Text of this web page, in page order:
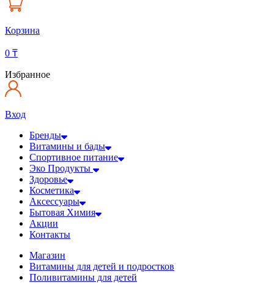
Корзина
0 ₸
Избранное
Вход
Бренды
Витамины и бады
Спортивное питание
Эко Продукты
Здоровье
Косметика
Аксессуары
Бытовая Химия
Акции
Контакты
Магазин
Витамины для детей и подростков
Поливитамины для детей